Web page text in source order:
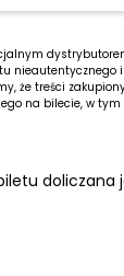
nieautentycznego
że treści
na bilecie, w
doliczana